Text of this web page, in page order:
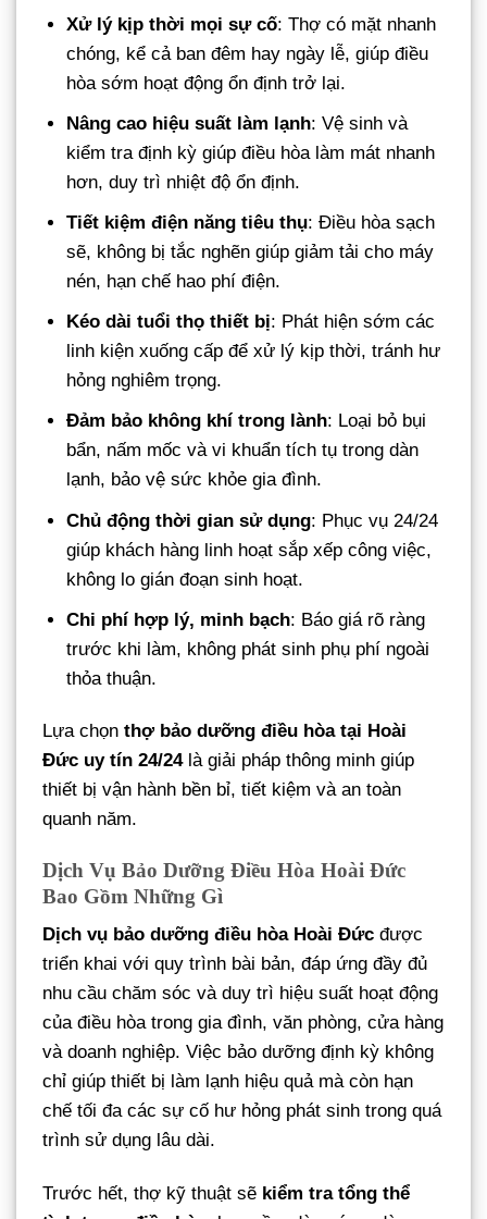
Xử lý kịp thời mọi sự cố: Thợ có mặt nhanh
chóng, kể cả ban đêm hay ngày lễ, giúp điều
hòa sớm hoạt động ổn định trở lại.
Nâng cao hiệu suất làm lạnh: Vệ sinh và
kiểm tra định kỳ giúp điều hòa làm mát nhanh
hơn, duy trì nhiệt độ ổn định.
Tiết kiệm điện năng tiêu thụ: Điều hòa sạch
sẽ, không bị tắc nghẽn giúp giảm tải cho máy
nén, hạn chế hao phí điện.
Kéo dài tuổi thọ thiết bị: Phát hiện sớm các
linh kiện xuống cấp để xử lý kịp thời, tránh hư
hỏng nghiêm trọng.
Đảm bảo không khí trong lành: Loại bỏ bụi
bẩn, nấm mốc và vi khuẩn tích tụ trong dàn
lạnh, bảo vệ sức khỏe gia đình.
Chủ động thời gian sử dụng: Phục vụ 24/24
giúp khách hàng linh hoạt sắp xếp công việc,
không lo gián đoạn sinh hoạt.
Chi phí hợp lý, minh bạch: Báo giá rõ ràng
trước khi làm, không phát sinh phụ phí ngoài
thỏa thuận.
Lựa chọn thợ bảo dưỡng điều hòa tại Hoài
Đức uy tín 24/24là giải pháp thông minh giúp
thiết bị vận hành bền bỉ, tiết kiệm và an toàn
quanh năm.
Dịch Vụ Bảo Dưỡng Điều Hòa Hoài Đức
Bao Gồm Những Gì
Dịch vụ bảo dưỡng điều hòa Hoài Đức được
triển khai với quy trình bài bản, đáp ứng đầy đủ
nhu cầu chăm sóc và duy trì hiệu suất hoạt động
của điều hòa trong gia đình, văn phòng, cửa hàng
và doanh nghiệp. Việc bảo dưỡng định kỳ không
chỉ giúp thiết bị làm lạnh hiệu quả mà còn hạn
chế tối đa các sự cố hư hỏng phát sinh trong quá
trình sử dụng lâu dài.
Trước hết, thợ kỹ thuật sẽ kiểm tra tổng thể